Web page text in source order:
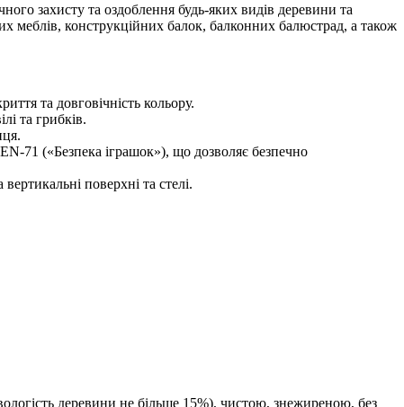
захисту та оздоблення будь-яких видів деревини та
меблів, конструкційних балок, балконних балюстрад, а також
та довговічність кольору.
та грибків.
71 («Безпека іграшок»), що дозволяє безпечно
поверхні та стелі.
деревини не більше 15%), чистою, знежиреною, без